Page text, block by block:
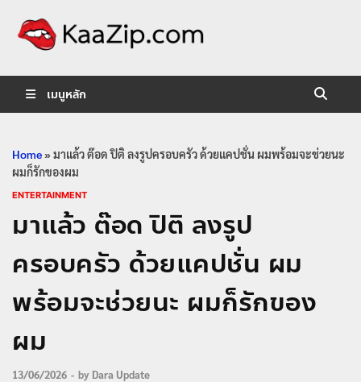
เมนูหลัก
Home»มาแล้ว ต๊อด ปิติ ลงรูปครอบครัว ด้วยแคปชั่น ผมพร้อมจะช่วยนะ
ผมก็รักของผม
ENTERTAINMENT
มาแล้ว ต๊อด ปิติ ลงรูป
ครอบครัว ด้วยแคปชั่น ผม
พร้อมจะช่วยนะ ผมก็รักของ
ผม
13/06/2026 - by Dara Update